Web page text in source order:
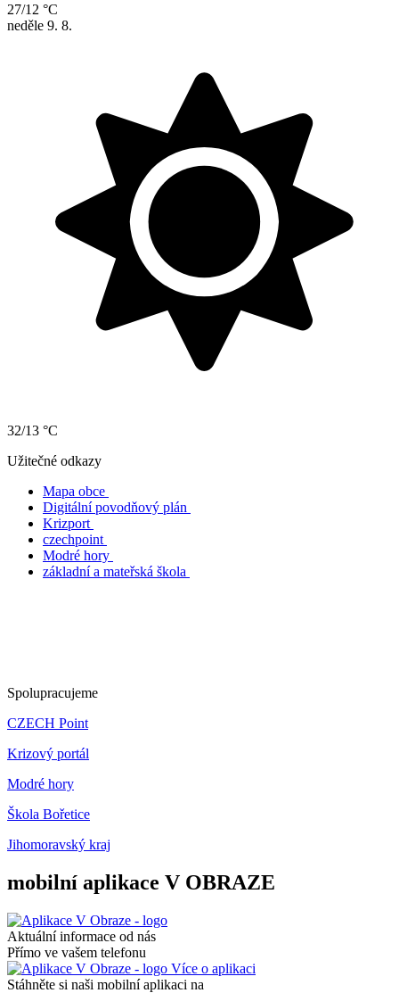
27/12 °C
neděle 9. 8.
32/13 °C
Užitečné odkazy
Mapa obce
Digitální povodňový plán
Krizport
czechpoint
Modré hory
základní a mateřská škola
Spolupracujeme
CZECH Point
Krizový portál
Modré hory
Škola Bořetice
Jihomoravský kraj
mobilní aplikace V OBRAZE
Aktuální informace od nás
Přímo ve vašem telefonu
Více o aplikaci
Stáhněte si naši mobilní aplikaci na